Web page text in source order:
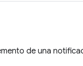
de una